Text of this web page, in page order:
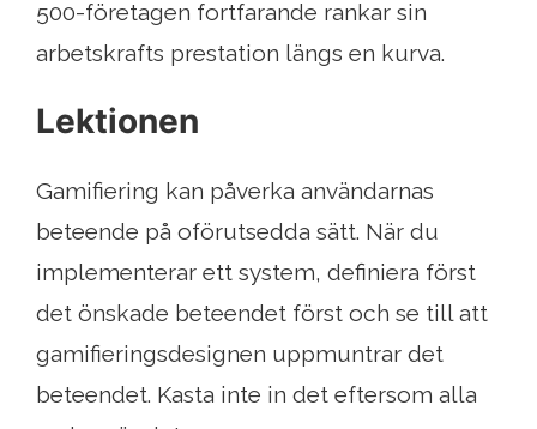
500-företagen fortfarande rankar sin
arbetskrafts prestation längs en kurva.
Lektionen
Gamifiering kan påverka användarnas
beteende på oförutsedda sätt. När du
implementerar ett system, definiera först
det önskade beteendet först och se till att
gamifieringsdesignen uppmuntrar det
beteendet. Kasta inte in det eftersom alla